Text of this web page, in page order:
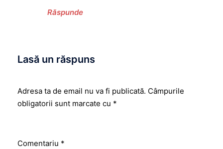
Răspunde
Lasă un răspuns
Adresa ta de email nu va fi publicată. Câmpurile
obligatorii sunt marcate cu *
Comentariu *